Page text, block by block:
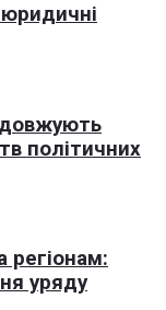
політичних
регіонам:
уряду